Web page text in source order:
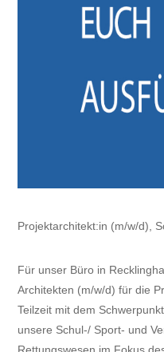
Projektarchitekt:in (m/w/d),
Für unser Büro in
Architekten (m/w/d) für die
Teilzeit mit dem
unsere Schul-/ Sport- und